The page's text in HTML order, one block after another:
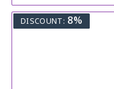
DISCOUNT: 8%